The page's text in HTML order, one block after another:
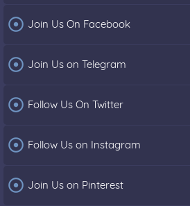
 Join Us On Facebook
 Join Us on Telegram
 Follow Us On Twitter
 Follow Us on Instagram
 Join Us on Pinterest